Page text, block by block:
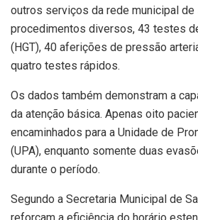
outros serviços da rede municipal de
procedimentos diversos, 43 testes
(HGT), 40 aferições de pressão
quatro testes rápidos.
Os dados também demonstram a
da atenção básica. Apenas oito
encaminhados para a Unidade de
(UPA), enquanto somente duas
durante o período.
Segundo a Secretaria Municipal de